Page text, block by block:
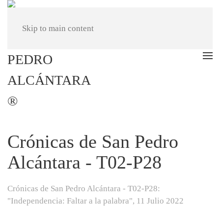
Skip to main content
Crónicas de San Pedro
Alcántara - T02-P28
Crónicas de San Pedro Alcántara - T02-P28:
"Independencia: Faltar a la palabra", 11 Julio 2022